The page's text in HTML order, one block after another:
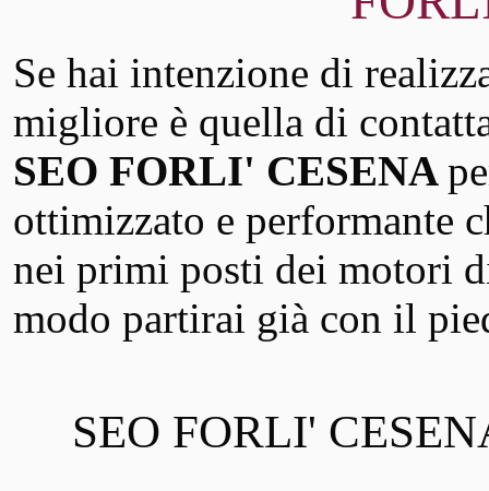
Se hai intenzione di
migliore è quella di
SEO FORLI' CESENA
ottimizzato e performante
nei primi posti dei motori
modo partirai già con il
SEO FORLI'